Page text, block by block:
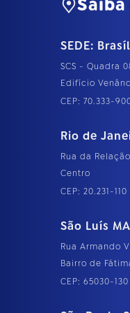
Saiba
SEDE:
SCS - Quadra
Edifício
CEP: 70.333-
Rio de
Rua da
Centro
CEP: 20.231-110
São Luís MA
Rua Armando
Bairro de
CEP: 65030-130